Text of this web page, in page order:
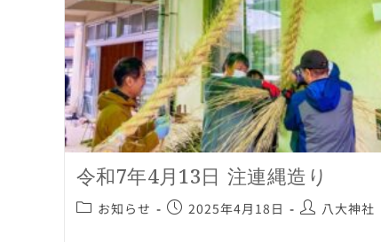
令和7年4月13日 注連縄造り
お知らせ 2025年4月18日 八大神社